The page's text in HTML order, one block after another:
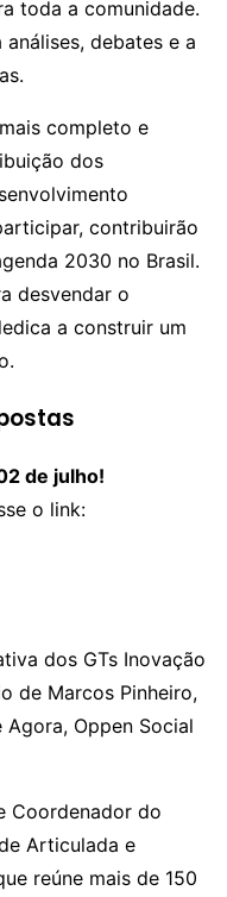
toda a comunidade.
debates e a
completo e
dos
contribuirão
2030 no Brasil.
desvendar o
a construir um
de julho!
o link:
dos GTs Inovação
de Marcos Pinheiro,
Oppen Social
Coordenador do
Articulada e
reúne mais de 150